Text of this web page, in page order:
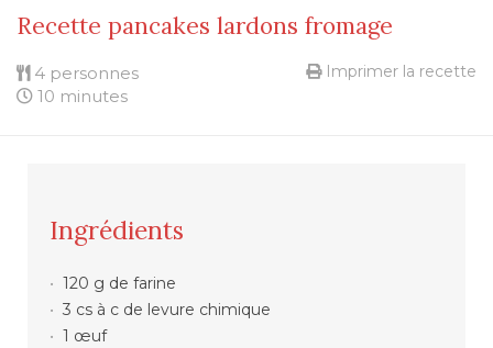
Recette pancakes lardons fromage
4 personnes
10 minutes
Imprimer la recette
Ingrédients
120 g de farine
3 cs à c de levure chimique
1 œuf